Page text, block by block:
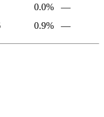
0.0%
—
0.9% —